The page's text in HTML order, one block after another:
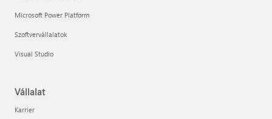
Microsoft Power Platform
Szoftvervállalatok
Visual Studio
Vállalat
Karrier